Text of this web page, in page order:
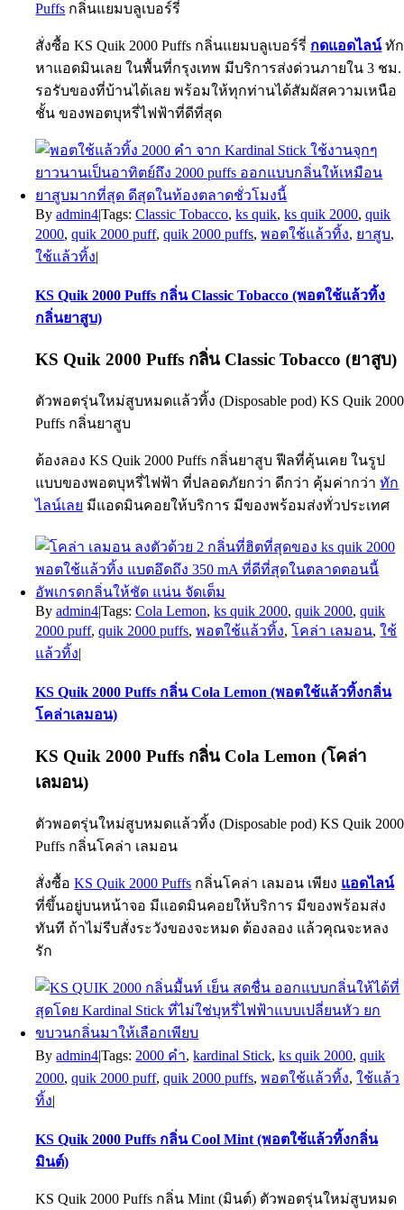
Puffs กลิ่นแยมบลูเบอร์รี่
สั่งซื้อ KS Quik 2000 Puffs กลิ่นแยมบลูเบอร์รี่ กดแอดไลน์ ทัก
หาแอดมินเลย ในพื้นที่กรุงเทพ มีบริการส่งด่วนภายใน 3 ชม.
รอรับของที่บ้านได้เลย พร้อมให้ทุกท่านได้สัมผัสความเหนือ
ชั้น ของพอตบุหรี่ไฟฟ้าที่ดีที่สุด
Byadmin4|Tags:Classic Tobacco,ks quik,ks quik 2000,quik
2000,quik 2000 puff,quik 2000 puffs,พอตใช้แล้วทิ้ง, ยาสูบ,
ใช้แล้วทิ้ง|
KS Quik 2000 Puffs กลิ่น Classic Tobacco (พอตใช้แล้วทิ้ง
กลิ่นยาสูบ)
KS Quik 2000 Puffs กลิ่น Classic Tobacco (ยาสูบ)
ตัวพอตรุ่นใหม่สูบหมดแล้วทิ้ง (Disposable pod) KS Quik 2000
Puffs กลิ่นยาสูบ
ต้องลอง KS Quik 2000 Puffs กลิ่นยาสูบ ฟีลที่คุ้นเคย ในรูป
แบบของพอตบุหรี่ไฟฟ้า ที่ปลอดภัยกว่า ดีกว่า คุ้มค่ากว่าทัก
ไลน์เลย มีแอดมินคอยให้บริการ มีของพร้อมส่งทั่วประเทศ
Byadmin4|Tags:Cola Lemon,ks quik 2000,quik 2000,quik
2000 puff,quik 2000 puffs,พอตใช้แล้วทิ้ง,โคล่า เลมอน,ใช้
แล้วทิ้ง|
KS Quik 2000 Puffs กลิ่น Cola Lemon (พอตใช้แล้วทิ้งกลิ่น
โคล่าเลมอน)
KS Quik 2000 Puffs กลิ่น Cola Lemon (โคล่า
เลมอน)
ตัวพอตรุ่นใหม่สูบหมดแล้วทิ้ง (Disposable pod) KS Quik 2000
Puffs กลิ่นโคล่า เลมอน
สั่งซื้อKS Quik 2000 Puffs กลิ่นโคล่า เลมอน เพียง แอดไลน์
ที่ขึ้นอยู่บนหน้าจอ มีแอดมินคอยให้บริการ มีของพร้อมส่ง
ทันที ถ้าไม่รีบสั่งระวังของจะหมด ต้องลอง แล้วคุณจะหลง
รัก
Byadmin4|Tags: 2000 คำ,kardinal Stick,ks quik 2000,quik
2000,quik 2000 puff,quik 2000 puffs,พอตใช้แล้วทิ้ง,ใช้แล้ว
ทิ้ง|
KS Quik 2000 Puffs กลิ่น Cool Mint (พอตใช้แล้วทิ้งกลิ่น
มินต์)
KS Quik 2000 Puffs กลิ่น Mint (มินต์) ตัวพอตรุ่นใหม่สูบหมด